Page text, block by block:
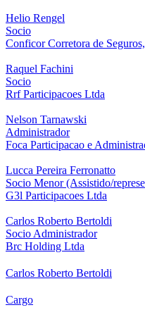
Helio Rengel
Socio
Conficor Corretora de
Raquel Fachini
Socio
Rrf Participacoes Ltda
Nelson Tarnawski
Administrador
Foca Participacao e
Lucca Pereira Ferronatto
Socio Menor (Assistido/
G3l Participacoes Ltda
Carlos Roberto Bertoldi
Socio Administrador
Brc Holding Ltda
Carlos Roberto Bertoldi
Cargo